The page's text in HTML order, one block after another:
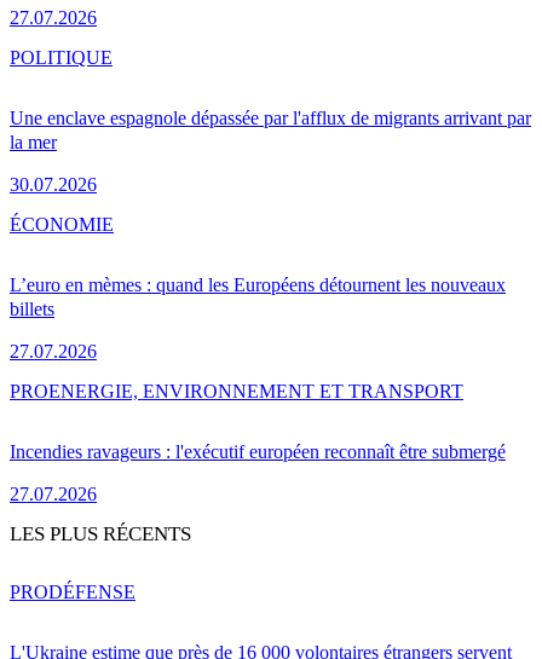
27.07.2026
Une enclave espagnole dépassée par l'afflux de migrants arrivant par
la mer
30.07.2026
POLITIQUE
L’euro en mèmes : quand les Européens détournent les nouveaux
billets
27.07.2026
ÉCONOMIE
Incendies ravageurs : l'exécutif européen reconnaît être submergé
27.07.2026
PROENERGIE, ENVIRONNEMENT ET TRANSPORT
LES PLUS RÉCENTS
L'Ukraine estime que près de 16 000 volontaires étrangers servent
PRODÉFENSE